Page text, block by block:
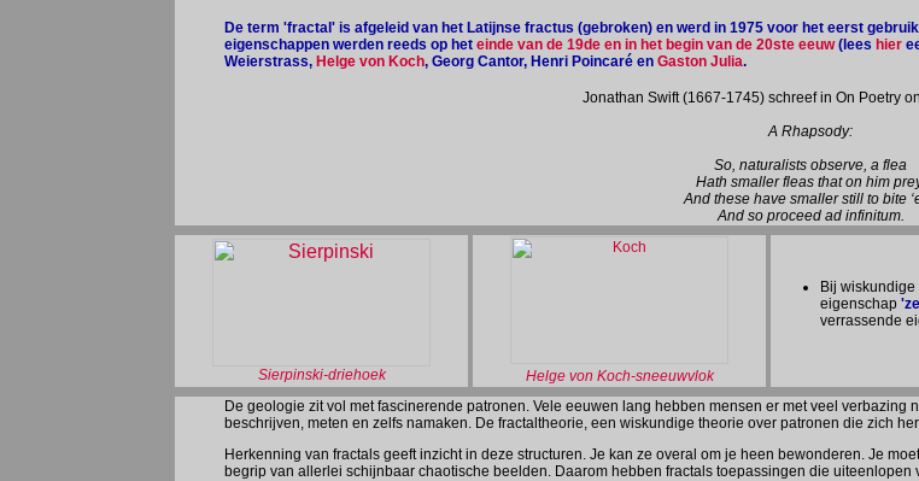
De term 'fractal' is afgeleid van het Latijnse fractus (gebroken) en werd in 1975 voor het eerst
eigenschappen werden reeds op het einde van de 19de en in het begin van de 20ste eeuw(lees hier
Weierstrass, Helge von Koch, Georg Cantor, Henri Poincaré en Gaston Julia.
Jonathan Swift (1667-1745) schreef in On Poetry
A Rhapsody:
So, naturalists observe, a flea
Hath smaller fleas that on him
And these have smaller still to bite
And so proceed ad infinitum.
Sierpinski-driehoek Helge von Koch-sneeuwvlok
Bij
eigenschap
verrassende
De geologie zit vol met fascinerende patronen. Vele eeuwen lang hebben mensen er met veel
beschrijven, meten en zelfs namaken. De fractaltheorie, een wiskundige theorie over patronen die zich
Herkenning van fractals geeft inzicht in deze structuren. Je kan ze overal om je heen bewonderen. Je
begrip van allerlei schijnbaar chaotische beelden. Daarom hebben fractals toepassingen die